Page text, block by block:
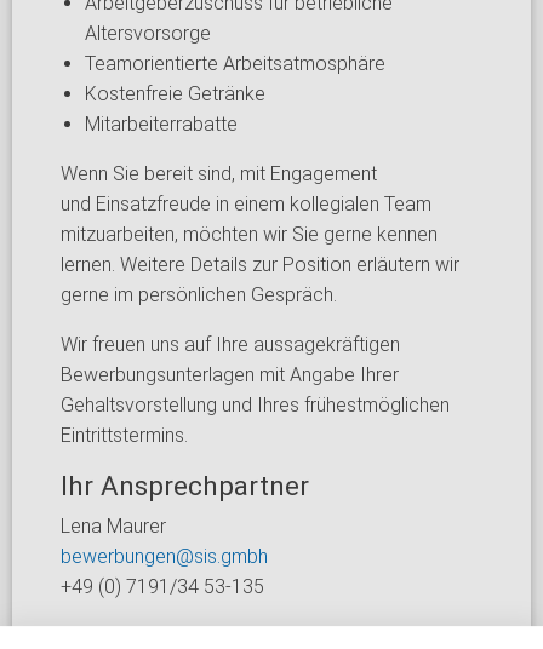
Altersvorsorge
Teamorientierte Arbeitsatmosphäre
Kostenfreie Getränke
Mitarbeiterrabatte
Wenn Sie bereit sind, mit Engagement
und Einsatzfreude in einem kollegialen Team
mitzuarbeiten, möchten wir Sie gerne kennen
lernen. Weitere Details zur Position erläutern wir
gerne im persönlichen Gespräch.
Wir freuen uns auf Ihre aussagekräftigen
Bewerbungsunterlagen mit Angabe Ihrer
Gehaltsvorstellung und Ihres frühestmöglichen
Eintrittstermins.
Ihr Ansprechpartner
Lena Maurer
bewerbungen@sis.gmbh
+49 (0) 7191/34 53-135